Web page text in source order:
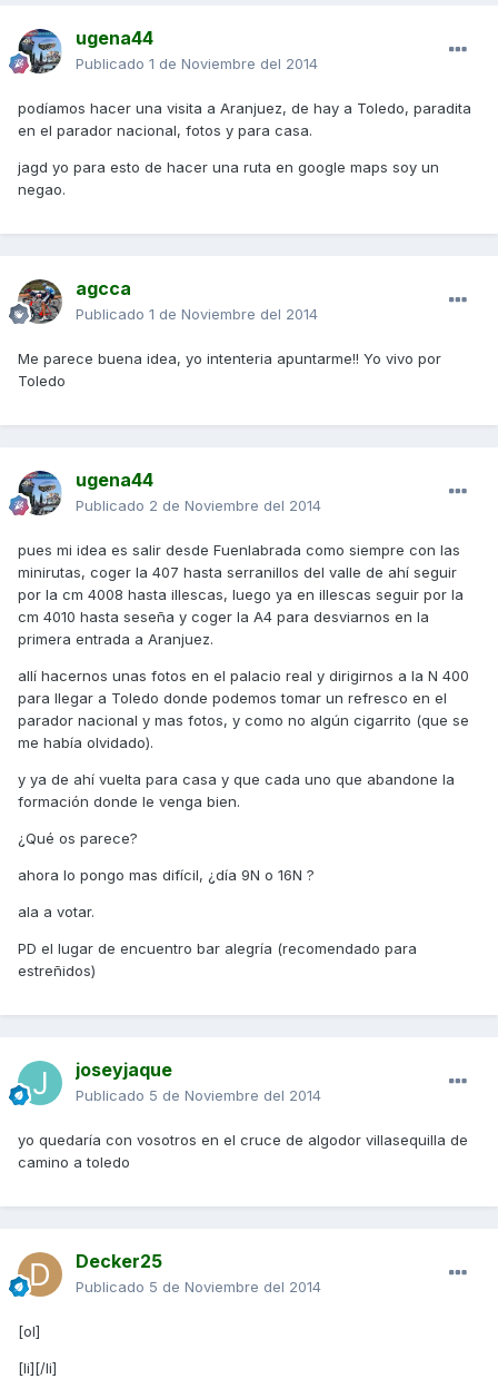
ugena44
Publicado 1 de Noviembre del 2014
podíamos hacer una visita a Aranjuez, de hay a Toledo, paradita
en el parador nacional, fotos y para casa.
jagd yo para esto de hacer una ruta en google maps soy un
negao.
agcca
Publicado 1 de Noviembre del 2014
Me parece buena idea, yo intenteria apuntarme!! Yo vivo por
Toledo
ugena44
Publicado 2 de Noviembre del 2014
pues mi idea es salir desde Fuenlabrada como siempre con las
minirutas, coger la 407 hasta serranillos del valle de ahí seguir
por la cm 4008 hasta illescas, luego ya en illescas seguir por la
cm 4010 hasta seseña y coger la A4 para desviarnos en la
primera entrada a Aranjuez.
allí hacernos unas fotos en el palacio real y dirigirnos a la N 400
para llegar a Toledo donde podemos tomar un refresco en el
parador nacional y mas fotos, y como no algún cigarrito (que se
me había olvidado).
y ya de ahí vuelta para casa y que cada uno que abandone la
formación donde le venga bien.
¿Qué os parece?
ahora lo pongo mas difícil, ¿día 9N o 16N ?
ala a votar.
PD el lugar de encuentro bar alegría (recomendado para
estreñidos)
joseyjaque
Publicado 5 de Noviembre del 2014
yo quedaría con vosotros en el cruce de algodor villasequilla de
camino a toledo
Decker25
Publicado 5 de Noviembre del 2014
[ol]
[li][/li]